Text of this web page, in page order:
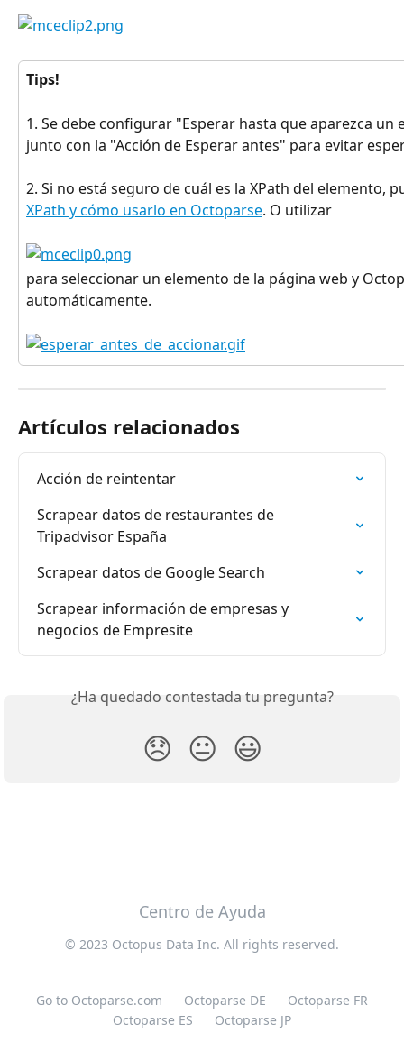
Tips!
1. Se debe configurar "Esperar hasta que aparezca
junto con la "Acción de Esperar antes" para evitar
2. Si no está seguro de cuál es la XPath del elemento,
XPath y cómo usarlo en Octoparse. O utilizar
para seleccionar un elemento de la página web y
automáticamente.
Artículos relacionados
Acción de reintentar
Scrapear datos de restaurantes de
Tripadvisor España
Scrapear datos de Google Search
Scrapear información de empresas y
negocios de Empresite
¿Ha quedado contestada tu pregunta?
😞 😐 😃
Centro de Ayuda
© 2023 Octopus Data Inc. All rights reserved.
Go to Octoparse.com Octoparse DE
Octoparse FR
Octoparse ES
Octoparse JP